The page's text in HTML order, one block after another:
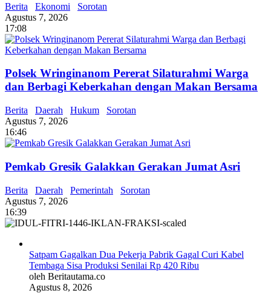
Berita Ekonomi
Sorotan
Agustus 7, 2026
17:08
Polsek Wringinanom Pererat Silaturahmi Warga
dan Berbagi Keberkahan dengan Makan Bersama
Berita Daerah Hukum
Sorotan
Agustus 7, 2026
16:46
Pemkab Gresik Galakkan Gerakan Jumat Asri
Berita Daerah Pemerintah
Sorotan
Agustus 7, 2026
16:39
Satpam Gagalkan Dua Pekerja Pabrik Gagal Curi Kabel
Tembaga Sisa Produksi Senilai Rp 420 Ribu
oleh Beritautama.co
Agustus 8, 2026